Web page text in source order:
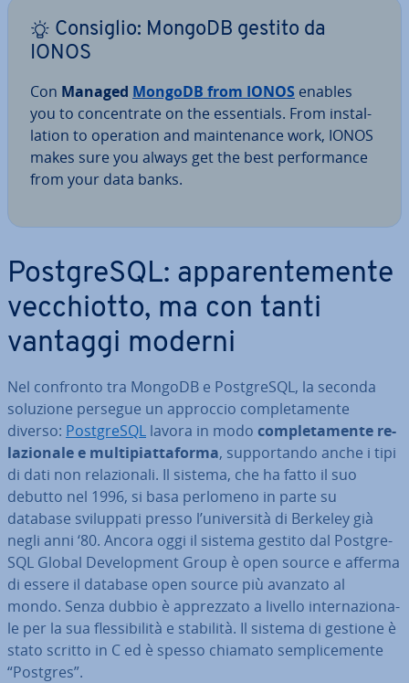
Consiglio: MongoDB gestito da
IONOS
Con Managed MongoDB from IONOS enables
you to con­cen­tra­te on the es­sen­tials. From in­stal­
la­tion to operation and main­te­nan­ce work, IONOS
makes sure you always get the best per­for­man­ce
from your data banks.
Post­gre­SQL: ap­pa­ren­te­men­te
vec­chiot­to, ma con tanti
vantaggi moderni
Nel confronto tra MongoDB e Post­gre­SQL, la seconda
soluzione persegue un approccio com­ple­ta­men­te
diverso: Post­gre­SQL lavora in modo com­ple­ta­men­te re­
la­zio­na­le e mul­ti­piat­ta­for­ma, sup­por­tan­do anche i tipi
di dati non re­la­zio­na­li. Il sistema, che ha fatto il suo
debutto nel 1996, si basa perlomeno in parte su
database svi­lup­pa­ti presso l’uni­ver­si­tà di Berkeley già
negli anni ‘80. Ancora oggi il sistema gestito dal Post­gre­
SQL Global De­ve­lo­p­ment Group è open source e afferma
di essere il database open source più avanzato al
mondo. Senza dubbio è ap­prez­za­to a livello in­ter­na­zio­na­
le per la sua fles­si­bi­li­tà e stabilità. Il sistema di gestione è
stato scritto in C ed è spesso chiamato sem­pli­ce­men­te
“Postgres”.